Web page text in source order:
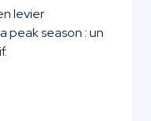
levier
peak season : un